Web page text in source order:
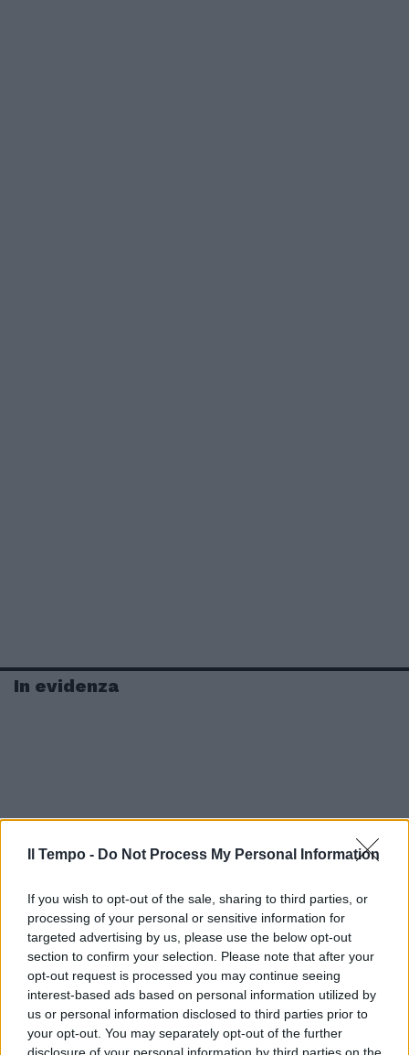
Il Tempo - Do Not Process My Personal Information
If you wish to opt-out of the sale, sharing to third parties, or
processing of your personal or sensitive information for
targeted advertising by us, please use the below opt-out
section to confirm your selection. Please note that after your
opt-out request is processed you may continue seeing
interest-based ads based on personal information utilized by
us or personal information disclosed to third parties prior to
your opt-out. You may separately opt-out of the further
In evidenza